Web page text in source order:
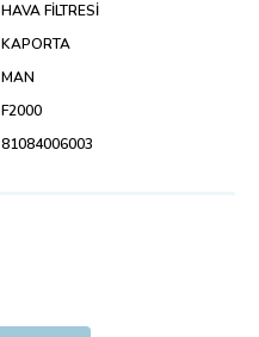
HAVA FİLTRESİ
KAPORTA
MAN
F2000
81084006003